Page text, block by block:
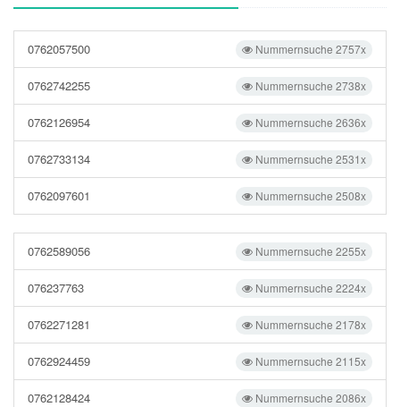
Nummernsuche 2757x
0762057500
Nummernsuche 2738x
0762742255
Nummernsuche 2636x
0762126954
Nummernsuche 2531x
0762733134
Nummernsuche 2508x
0762097601
Nummernsuche 2255x
0762589056
Nummernsuche 2224x
076237763
Nummernsuche 2178x
0762271281
Nummernsuche 2115x
0762924459
Nummernsuche 2086x
0762128424